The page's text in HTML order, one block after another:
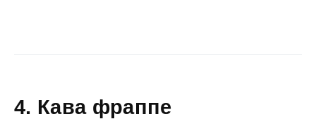
4. Кава фраппе